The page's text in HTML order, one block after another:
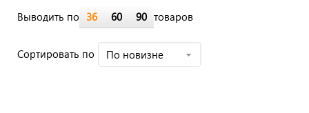
Выводить по 36 60 90 товаров
Cортировать по По новизне